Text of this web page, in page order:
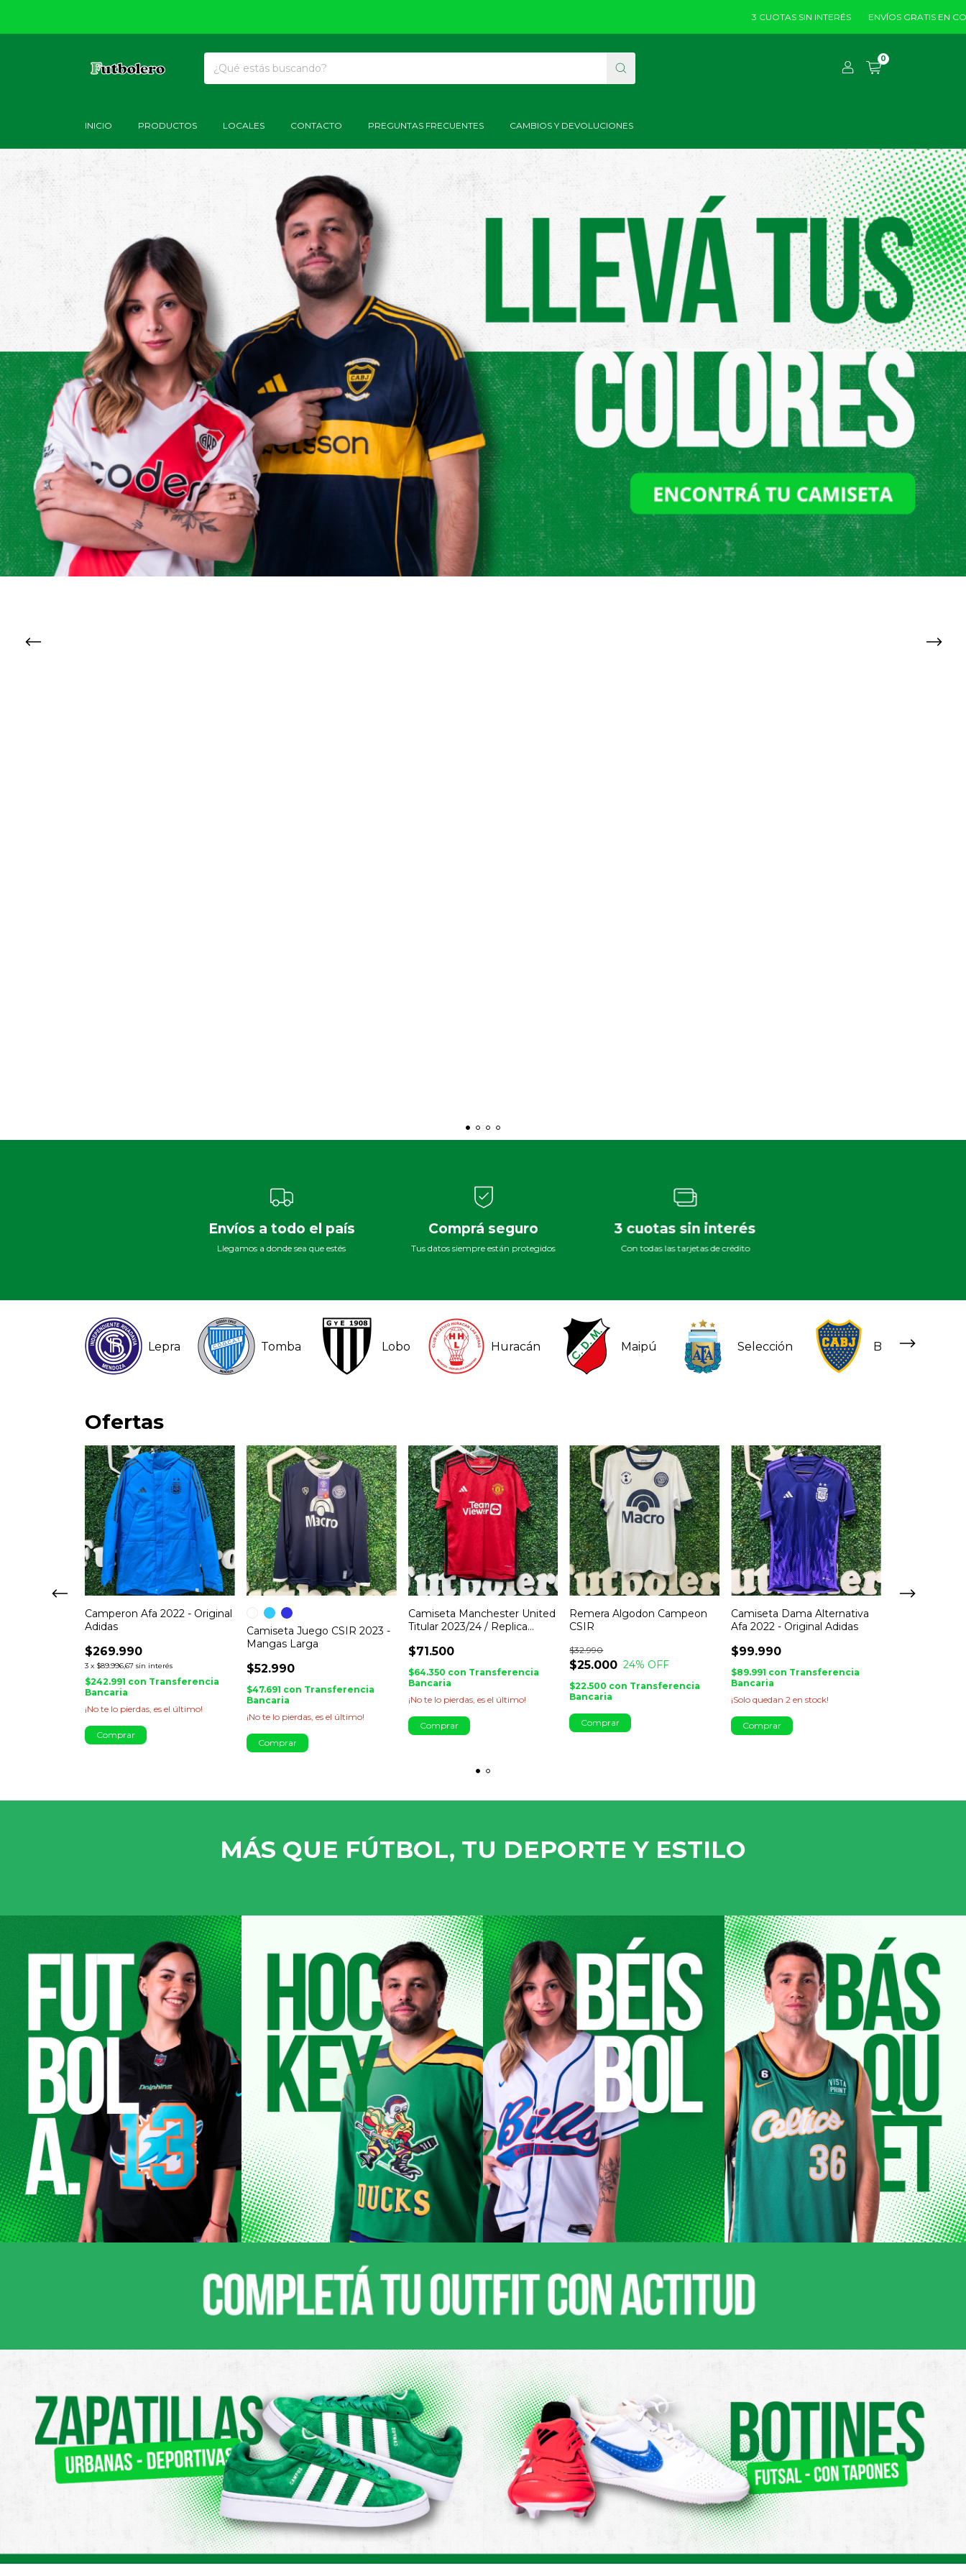
ENVÍOS GRATIS EN COMPRAS MAYORES A
0
INICIO PRODUCTOS LOCALES CONTACTO PREGUNTAS FRECUENTES CAMBIOS Y DEVOLUCIONES
Envíos a todo el país
Llegamos a donde sea que estés
Comprá seguro
Tus datos siempre están protegidos
3 cuotas sin interés
Con todas las tarjetas de crédito
Lepra Tomba Lobo Huracán Maipú Selección Boca
Ofertas
Camperon Afa 2022 - Original
Adidas
$269.990
3 x $89.996,67 sin interés
$242.991 con Transferencia
Bancaria
¡No te lo pierdas, es el último!
Comprar
Camiseta Juego CSIR 2023 -
Mangas Larga
$52.990
$47.691 con Transferencia
Bancaria
¡No te lo pierdas, es el último!
Comprar
Camiseta Manchester United
Titular 2023/24 / Replica
$71.500
$64.350 con Transferencia
Bancaria
¡No te lo pierdas, es el último!
Comprar
Remera Algodon Campeon
CSIR
$25.000
$32.990
24% OFF
$22.500 con Transferencia
Bancaria
Comprar
Camiseta Dama Alternativa
Afa 2022 - Original Adidas
$99.990
$89.991 con Transferencia
Bancaria
¡Solo quedan2 en stock!
Comprar
MÁS QUE FÚTBOL, TU DEPORTE Y ESTILO